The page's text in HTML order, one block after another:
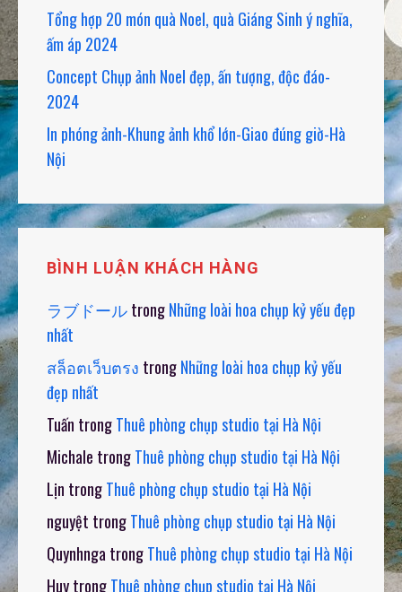
Tổng hợp 20 món quà Noel, quà Giáng Sinh ý nghĩa,
ấm áp 2024
Concept Chụp ảnh Noel đẹp, ấn tượng, độc đáo-
2024
In phóng ảnh-Khung ảnh khổ lớn-Giao đúng giờ-Hà
Nội
BÌNH LUẬN KHÁCH HÀNG
ラブドールtrongNhững loài hoa chụp kỷ yếu đẹp
nhất
สล็อตเว็บตรง trongNhững loài hoa chụp kỷ yếu
đẹp nhất
Tuấn trongThuê phòng chụp studio tại Hà Nội
Michale trongThuê phòng chụp studio tại Hà Nội
Lịn trongThuê phòng chụp studio tại Hà Nội
nguyệt trongThuê phòng chụp studio tại Hà Nội
Quynhnga trongThuê phòng chụp studio tại Hà Nội
HuytrongThuê phòng chụp studio tại Hà Nội